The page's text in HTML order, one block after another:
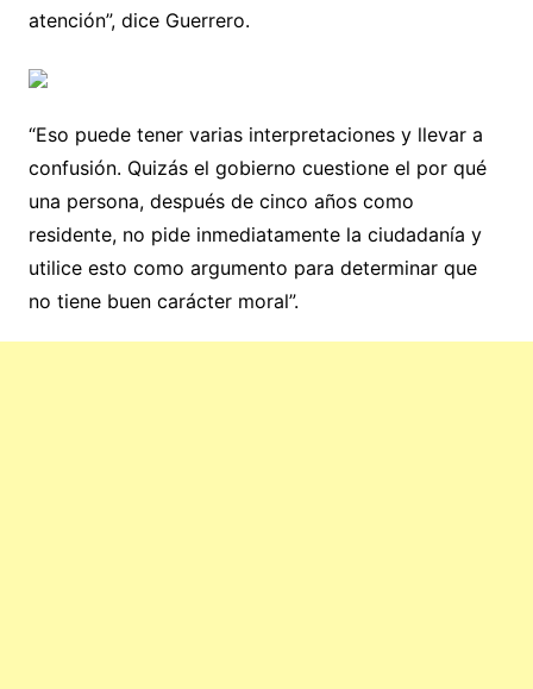
atención”, dice Guerrero.
“Eso puede tener varias interpretaciones y llevar a
confusión. Quizás el gobierno cuestione el por qué
una persona, después de cinco años como
residente, no pide inmediatamente la ciudadanía y
utilice esto como argumento para determinar que
no tiene buen carácter moral”.